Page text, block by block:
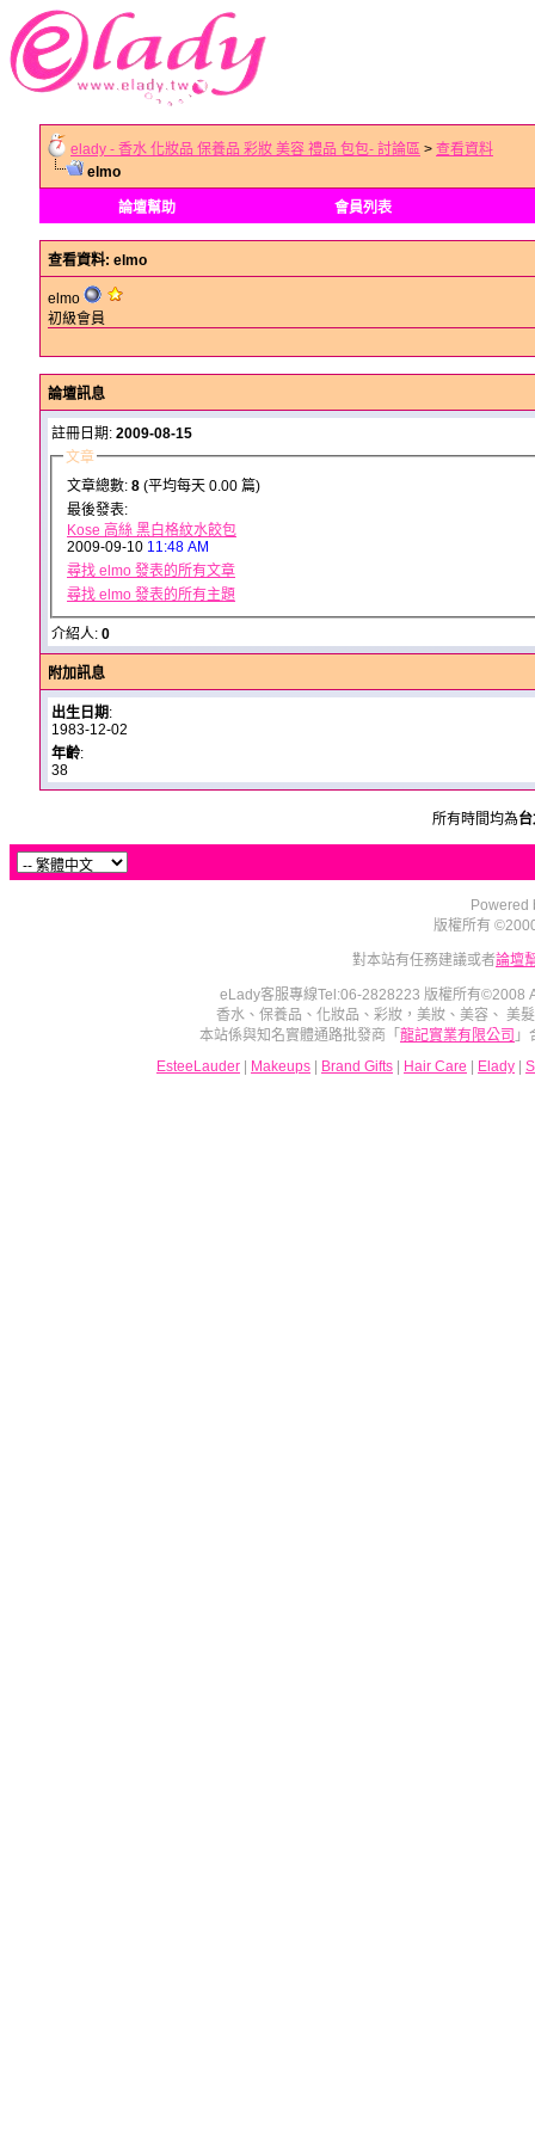
elady - 香水 化妝品 保養品 彩妝 美容 禮品 包包- 討論區 > 查看資料
elmo
論壇幫助 會員列表
查看資料: elmo
elmo
初級會員
論壇訊息
註冊日期: 2009-08-15
文章
文章總數: 8 (平均每天 0.00 篇)
最後發表:
Kose 高絲 黑白格紋水餃包
2009-09-10 11:48 AM
尋找 elmo 發表的所有文章
尋找 elmo 發表的所有主題
介紹人: 0
附加訊息
出生日期:
1983-12-02
年齡:
38
所有時間均為
Powered
版權所有
對本站有任務建議或者論壇
eLady客服專線Tel:06-2828223 版權所有©2008
香水、保養品、化妝品、彩妝，美妝、美容、 美
本站係與知名實體通路批發商「 龍記實業有限公司
EsteeLauder
Makeups Brand Gifts Hair Care Elady